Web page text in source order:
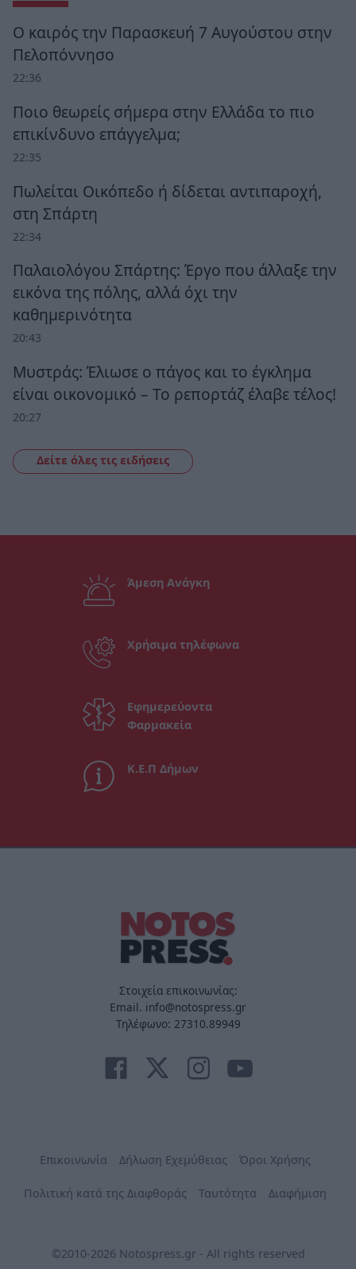
Ο καιρός την Παρασκευή 7 Αυγούστου στην
Πελοπόννησο
22:36
Ποιο θεωρείς σήμερα στην Ελλάδα το πιο
επικίνδυνο επάγγελμα;
22:35
Πωλείται Οικόπεδο ή δίδεται αντιπαροχή,
στη Σπάρτη
22:34
Παλαιολόγου Σπάρτης: Έργο που άλλαξε την
εικόνα της πόλης, αλλά όχι την
καθημερινότητα
20:43
Μυστράς: Έλιωσε ο πάγος και το έγκλημα
είναι οικονομικό – Το ρεπορτάζ έλαβε τέλος!
20:27
Δείτε όλες τις ειδήσεις
Άμεση Ανάγκη
Χρήσιμα τηλέφωνα
Εφημερεύοντα
Φαρμακεία
Κ.Ε.Π Δήμων
Στοιχεία επικοινωνίας:
Email. info@notospress.gr
Τηλέφωνο: 27310.89949
Επικοινωνία Δήλωση Εχεμύθειας Όροι Χρήσης
Πολιτική κατά της Διαφθοράς Ταυτότητα Διαφήμιση
©2010-2026 Notospress.gr - All rights reserved